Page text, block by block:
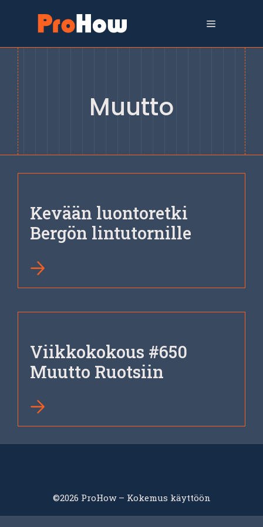
sisältöön
Valikko
Muutto
Kevään luontoretki
Bergön lintutornille
Viikkokokous #650
Muutto Ruotsiin
©2026 ProHow – Kokemus käyttöön